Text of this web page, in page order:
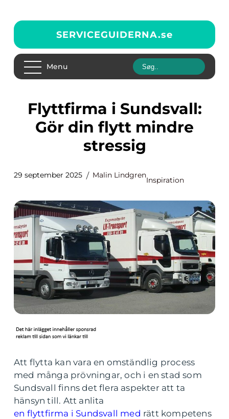
SERVICEGUIDERNA.se
Menu
Flyttfirma i Sundsvall:
Gör din flytt mindre
stressig
29 september 2025 Malin Lindgren
Inspiration
Att flytta kan vara en omständlig process
med många prövningar, och i en stad som
Sundsvall finns det flera aspekter att ta
hänsyn till. Att anlita
en flyttfirma i Sundsvall med rätt kompetens